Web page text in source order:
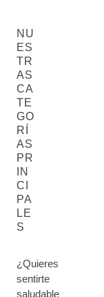
NU
ES
TR
AS
CA
TE
GO
RÍ
AS
PR
IN
CI
PA
LE
S
¿Quieres
sentirte
saludable